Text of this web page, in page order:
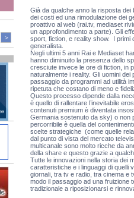
>
Già da qualche anno la risposta
dei costi ed una rimodulazione dei
proattivo al web (rai.tv, mediaset
un approfondimento a parte). Gli
sport, fiction, e reality show. I primi
generalista.
Negli ultimi 5 anni Rai e Mediaset
hanno diminuito la presenza dello
cresciute invece le ore di fiction, in
naturalmente i reality. Gli uomini
passaggio da programmi ad utilità
ripetuta che costano di meno e
Questo processo dipende dalla
è quello di rallentare l’inevitabile
contenuti premium è diventata
Germania sostenuto da sky) o non
percorribile è quella del
scelte strategiche (come quelle
dal punto di vista del mercato
multicanale sono molto ricche da
della share e questo grazie a
Tutte le innovazioni nella storia dei
caratteristiche e i linguaggi di quelli
giornali, tra tv e radio, tra cinema e
modo il passaggio ad una fruizione
tradizionale a riposizionarsi e